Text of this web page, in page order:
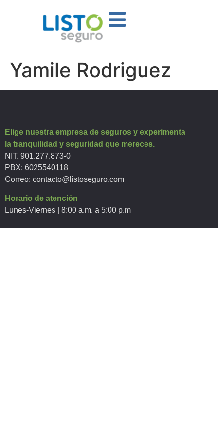
Yamile Rodriguez
Elige nuestra empresa de seguros y experimenta
la tranquilidad y seguridad que mereces.
NIT. 901.277.873-0
PBX: 6025540118
Correo: contacto@listoseguro.com
Horario de atención
Lunes-Viernes | 8:00 a.m. a 5:00 p.m